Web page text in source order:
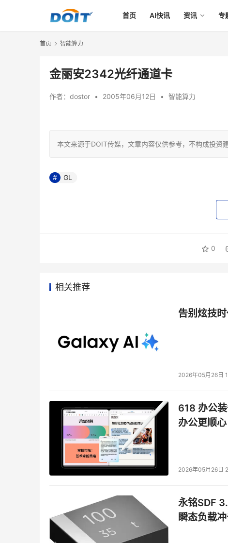
首页 AI快讯 资讯 专
首页 智能算力
金丽安2342光纤通道卡
作者： dostor • 2005年06月12日 • 智能算力
本文来源于DOIT传媒，文章内容仅供参考，不构成投资建
GL
0
相关推荐
告别炫技
2026年05月26日
618 办公
办公更顺心
2026年05月26日
永铭SDF
瞬态负载